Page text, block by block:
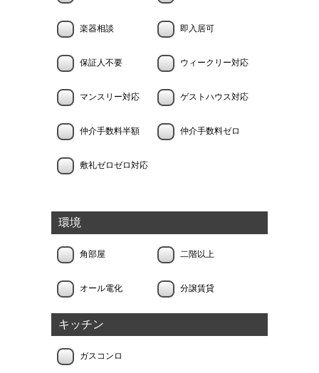
楽器相談 即入居可
保証人不要 ウィークリー対応
マンスリー対応 ゲストハウス対応
仲介手数料半額 仲介手数料ゼロ
敷礼ゼロゼロ対応
環境
角部屋 二階以上
オール電化 分譲賃貸
キッチン
ガスコンロ